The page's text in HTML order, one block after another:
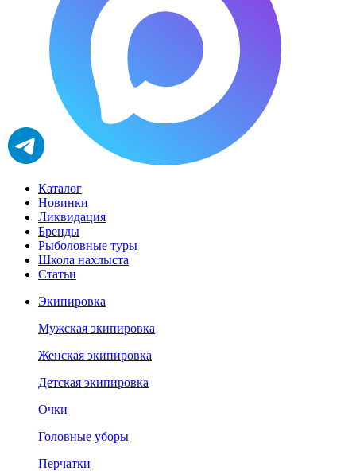
Каталог
Новинки
Ликвидация
Бренды
Рыболовные туры
Школа нахлыста
Статьи
Экипировка
Мужская экипировка
Женская экипировка
Детская экипировка
Очки
Головные уборы
Перчатки